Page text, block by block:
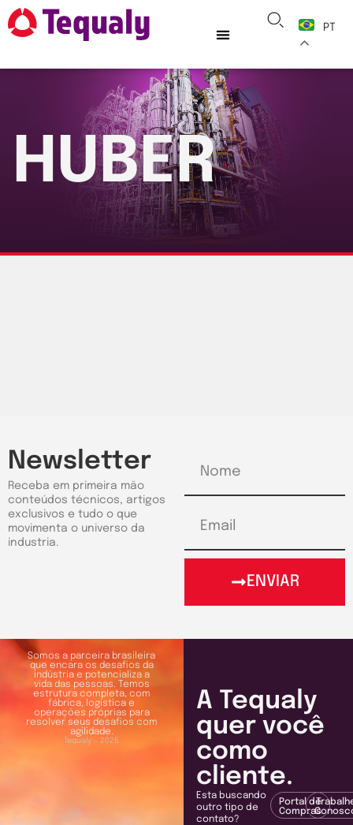
PT
HUBER
Newsletter
Receba em primeira mão
conteúdos técnicos, artigos
exclusivos e tudo o que
movimenta o universo da
industria.
ENVIAR
Somos a parceira brasileira
que encara os desafios da
indústria e potencializa a
vida das pessoas. Temos
estrutura completa, com
fábrica, logística e
operações próprias para
resolver seus desafios com
agilidade.
Tequaly - 2025
A Tequaly
quer você
como
cliente.
Esta buscando
outro tipo de
contato?
Portal de
Compras